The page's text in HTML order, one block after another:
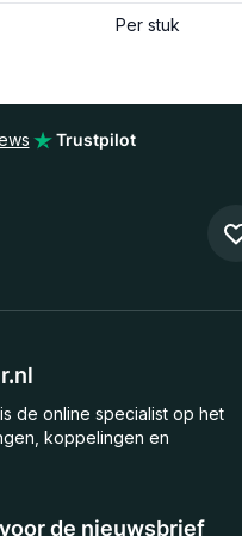
Per stuk
Trustpilot
de nieuwsbrief
de online specialist op het
koppelingen en